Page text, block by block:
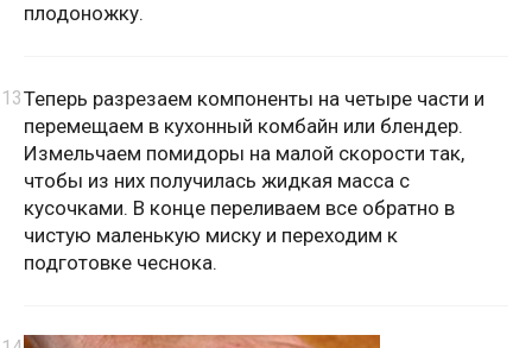
плодоножку.
Теперь разрезаем компоненты на четыре части и
перемещаем в кухонный комбайн или блендер.
Измельчаем помидоры на малой скорости так,
чтобы из них получилась жидкая масса с
кусочками. В конце переливаем все обратно в
чистую маленькую миску и переходим к
подготовке чеснока.